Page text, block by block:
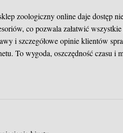
zoologiczny online daje dostęp
co pozwala załatwić
i szczegółowe opinie klientów
To wygoda, oszczędność czasu i